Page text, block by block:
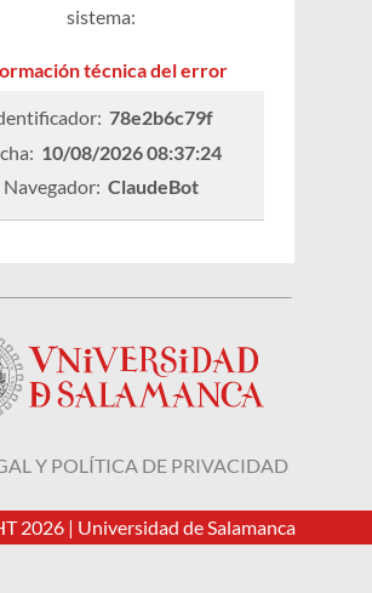
sistema:
técnica del error
78e2b6c79f
10/08/2026 08:37:24
Navegador: ClaudeBot
Y POLÍTICA DE PRIVACIDAD
2026 | Universidad de Salamanca